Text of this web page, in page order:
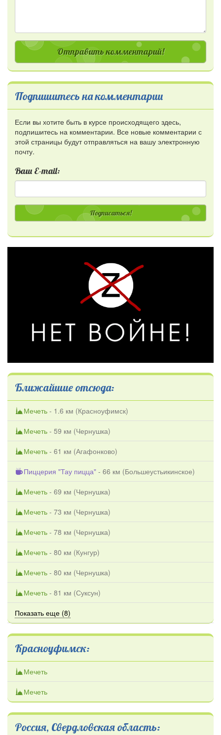
Отправить комментарий!
Подпишитесь на комментарии
Если вы хотите быть в курсе происходящего здесь,
подпишитесь на комментарии. Все новые комментарии с
этой страницы будут отправляться на вашу электронную
почту.
Ваш E-mail:
Подписаться!
Ближайшие отсюда:
Мечеть - 1.6 км (Красноуфимск)
Мечеть - 59 км (Чернушка)
Мечеть - 61 км (Агафонково)
Пиццерия "Тау пицца" - 66 км (Большеустьикинское)
Мечеть - 69 км (Чернушка)
Мечеть - 73 км (Чернушка)
Мечеть - 78 км (Чернушка)
Мечеть - 80 км (Кунгур)
Мечеть - 80 км (Чернушка)
Мечеть - 81 км (Суксун)
Показать еще (8)
Красноуфимск:
Мечеть
Мечеть
Россия, Свердловская область: